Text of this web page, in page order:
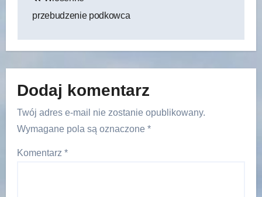
wpisu
przebudzenie podkowca
Dodaj komentarz
Twój adres e-mail nie zostanie opublikowany.
Wymagane pola są oznaczone *
Komentarz *